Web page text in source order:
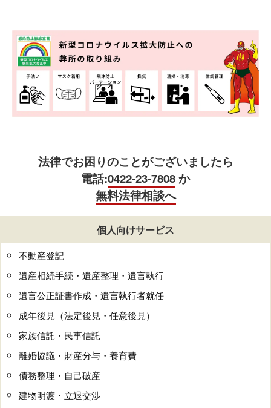
法律でお困りのことがございましたら
電話:0422-23-7808か
無料法律相談へ
個人向けサービス
不動産登記
遺産相続手続・遺産整理・遺言執行
遺言公正証書作成・遺言執行者就任
成年後見（法定後見・任意後見）
家族信託・民事信託
離婚協議・財産分与・養育費
債務整理・自己破産
建物明渡・立退交渉